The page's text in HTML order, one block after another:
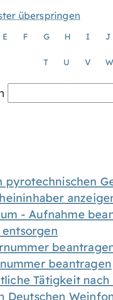
überspringen
E F G H I J
T U V W
pyrotechnischen
- Aufnahme
beantragen
Tätigkeit
Deutschen